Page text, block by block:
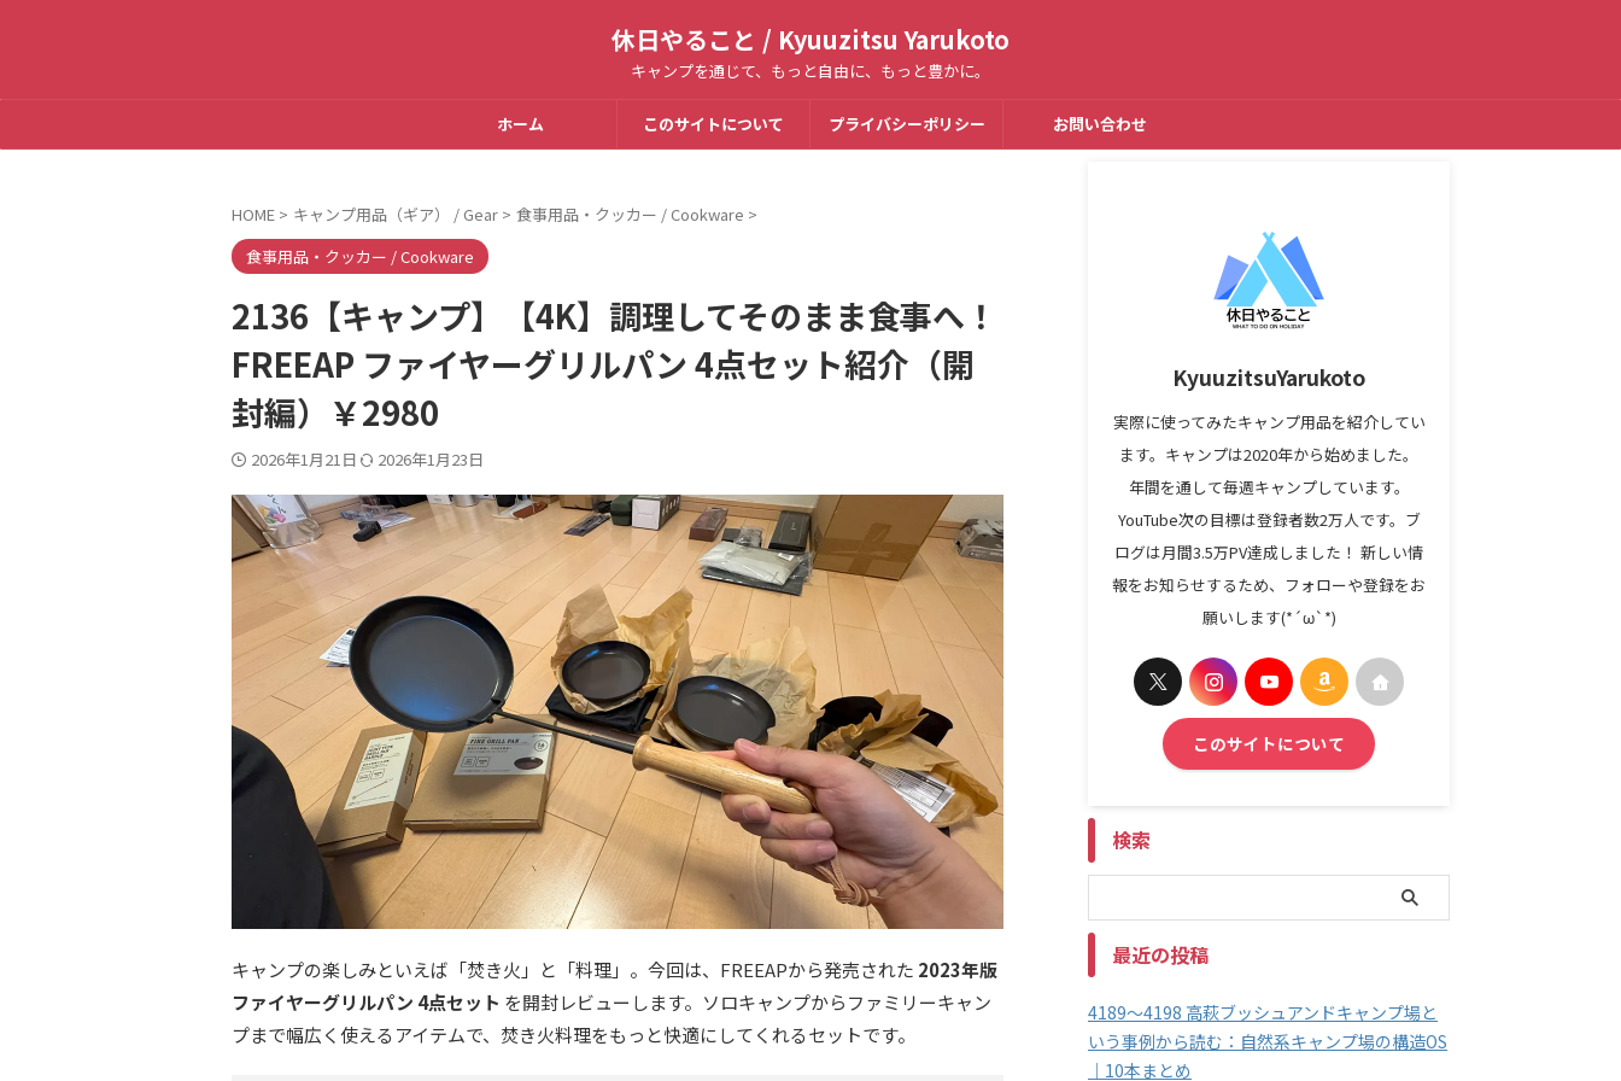
休日やること / Kyuuzitsu Yarukoto
キャンプを通じて、もっと自由に、もっと豊かに。
ホーム このサイトについて プライバシーポリシー お問い合わせ
HOME > キャンプ用品（ギア） / Gear > 食事用品・クッカー / Cookware >
食事用品・クッカー / Cookware
2136【キャンプ】【4K】調理してそのまま食事へ！
FREEAP ファイヤーグリルパン 4点セット紹介（開
封編）￥2980
2026年1月21日 2026年1月23日
キャンプの楽しみといえば「焚き火」と「料理」。今回は、FREEAPから発売された 2023年版
ファイヤーグリルパン 4点セット を開封レビューします。ソロキャンプからファミリーキャン
プまで幅広く使えるアイテムで、焚き火料理をもっと快適にしてくれるセットです。
KyuuzitsuYarukoto
実際に使ってみたキャンプ用品を紹介してい
ます。キャンプは2020年から始めました。
年間を通して毎週キャンプしています。
YouTube次の目標は登録者数2万人です。ブ
ログは月間3.5万PV達成しました！ 新しい情
報をお知らせするため、フォローや登録をお
願いします(*´ω`*)
このサイトについて
検索
最近の投稿
4189～4198 高萩ブッシュアンドキャンプ場と
いう事例から読む：自然系キャンプ場の構造OS
｜10本まとめ